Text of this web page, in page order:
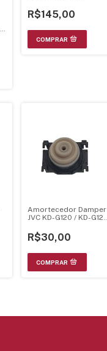
ena1 C/flat
R$145,00
Amortecedor Damper
JVC KD-G120 / KD-G123
KD-G162 – Auto Radio
R$30,00